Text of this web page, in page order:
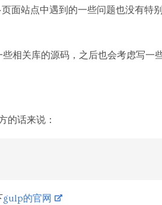
面站点中遇到的一些问题也没有特
相关库的源码，之后也会考虑写一
的话来说：
gulp的官网